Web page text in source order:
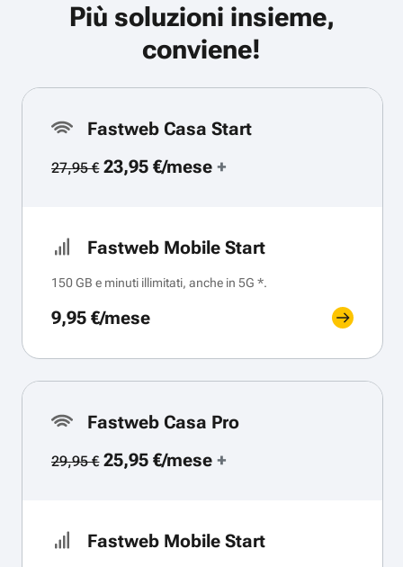
Più soluzioni insieme,
conviene!
Fastweb Casa Start
27,95 €23,95 €/mese+
Fastweb Mobile Start
150 GB e minuti illimitati, anche in 5G *.
9,95 €/mese
Fastweb Casa Pro
29,95 €25,95 €/mese+
Fastweb Mobile Start